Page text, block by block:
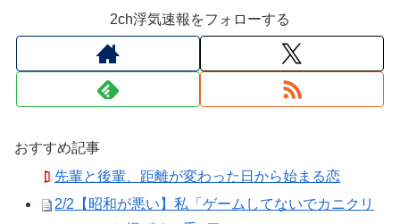
2ch浮気速報をフォローする
おすすめ記事
先輩と後輩、距離が変わった日から始まる恋
2/2【昭和が悪い】私「ゲームしてないでカニクリ